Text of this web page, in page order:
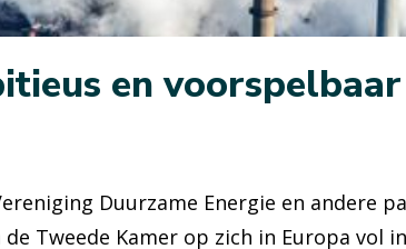
en voorspelbaar
Duurzame Energie en andere
Tweede Kamer op zich in Europa vol